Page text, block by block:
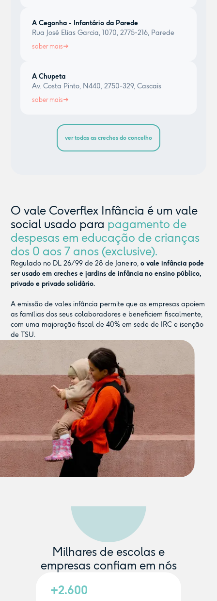
A Cegonha - Infantário da Parede
Rua José Elias Garcia, 1070, 2775-216, Parede
saber mais
A Chupeta
Av. Costa Pinto, N440, 2750-329, Cascais
saber mais
ver todas as creches do concelho
O vale Coverflex Infância é um vale
social usado para pagamento de
despesas em educação de crianças
dos 0 aos 7 anos (exclusive).
Regulado no DL 26/99 de 28 de Janeiro,o vale infância pode
ser usado em creches e jardins de infância no ensino público,
privado e privado solidário.
A emissão de vales infância permite que as empresas apoiem
as famílias dos seus colaboradores e beneficiem fiscalmente,
com uma majoração fiscal de 40% em sede de IRC e isenção
de TSU.
Milhares de escolas e
empresas confiam em nós
+2.600